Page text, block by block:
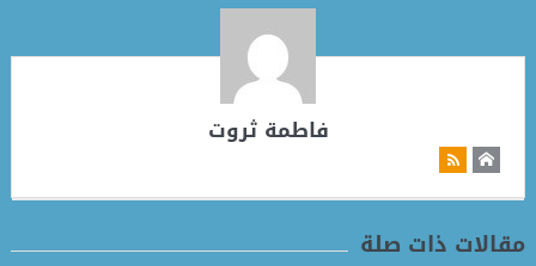
فاطمة ثروت
مقالات ذات صلة